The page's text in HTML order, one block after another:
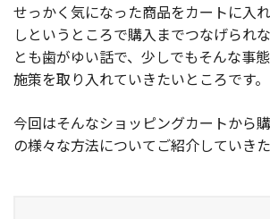
お問い合わせ
せっかく気になった商品をカートに入
しというところで購入までつなげられ
とも歯がゆい話で、少しでもそんな事
施策を取り入れていきたいところです。
今回はそんなショッピングカートから
の様々な方法についてご紹介していきた